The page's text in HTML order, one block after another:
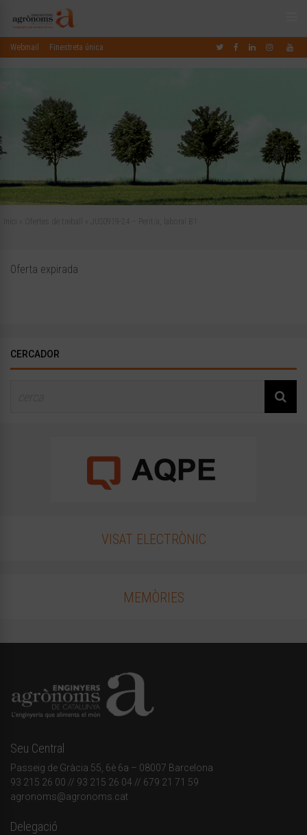
Webmail Finestreta única
Oferta expirada
CERCADOR
VISAT ELECTRÒNIC
MEMÒRIES
Seu Central
Passeig de Gràcia 55, 6è 6a – 08007 Barcelona
93 215 26 00 // 93 215 26 04 // 679 21 71 59
agronoms@agronoms.cat
Delegació